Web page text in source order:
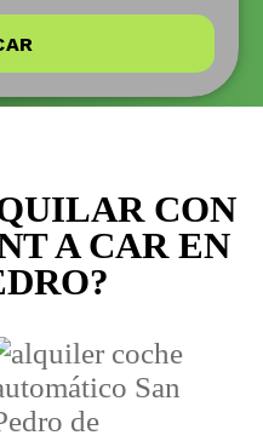
CON
A CAR EN